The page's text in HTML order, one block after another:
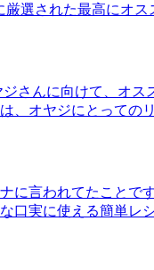
選された最高にオ
さんに向けて、オ
、オヤジにとっての
に言われてたこと
口実に使える簡単レ